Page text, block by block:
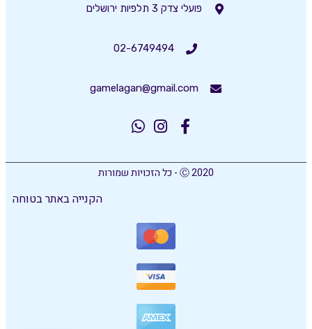
פועלי צדק 3 תלפיות ירושלים
02-6749494
gamelagan@gmail.com
Ⓒ 2020 - כל הזכויות שמורות
הקנייה באתר בטוחה